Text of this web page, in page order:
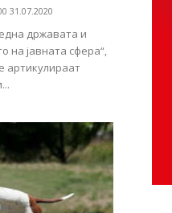
31.07.2020
државата и
на јавната сфера“,
артикулираат